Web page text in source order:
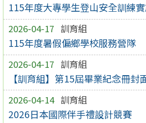
115年度大專學生登山安全訓練
2026-04-17 訓育組
115年度暑假偏鄉學校服務營隊
2026-04-17 訓育組
【訓育組】第15屆畢業紀念冊封
2026-04-14 訓育組
2026日本國際伴手禮設計競賽